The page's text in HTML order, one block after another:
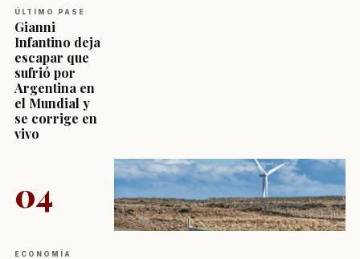
ÚLTIMO PASE
Gianni
Infantino deja
escapar que
sufrió por
Argentina en
el Mundial y
se corrige en
vivo
04
ECONOMÍA